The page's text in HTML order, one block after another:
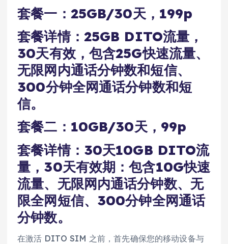
套餐一：25GB/30天，199p
套餐详情：25GB DITO流量，
30天有效，包含25G快速流量、
无限网内通话分钟数和短信、
300分钟全网通话分钟数和短
信。
套餐二：10GB/30天，99p
套餐详情：30天10GB DITO流
量，30天有效期：包含10G快速
流量、无限网内通话分钟数、无
限全网短信、300分钟全网通话
分钟数。
在激活 DITO SIM 之前，首先确保您的移动设备与